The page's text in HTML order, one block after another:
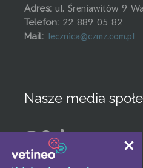
Adres:ul. Śreniawitów 9
Telefon: 22 889 05 82
Mail: lecznica@czmz.com.pl
Nasze media
Instagram
Facebook
TikTok